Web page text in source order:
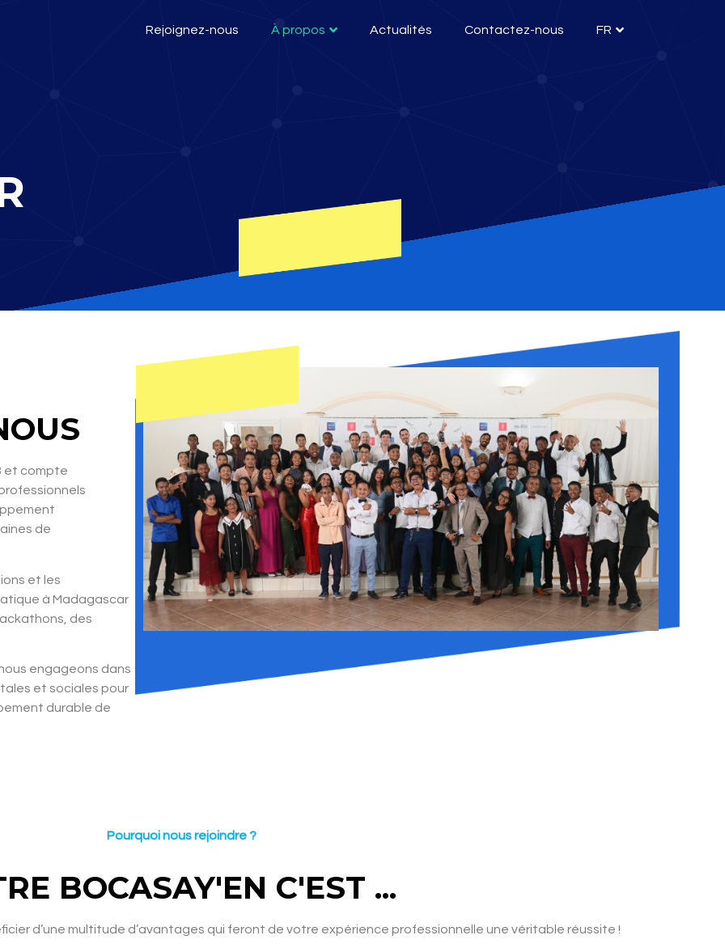
Rejoignez-nous À propos Actualités Contactez-nous FR
et compte
de
et les
à Madagascar
des
engageons dans
et sociales pour
durable de
Pourquoi nous rejoindre ?
BOCASAY'EN C'EST ...
d’une multitude d’avantages qui feront de votre expérience professionnelle une véritable réussite !